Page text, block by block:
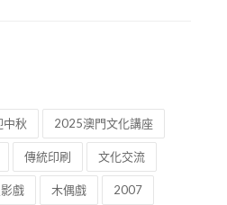
中秋 2025澳門文化講座
傳統印刷 文化交流
戲 木偶戲 2007